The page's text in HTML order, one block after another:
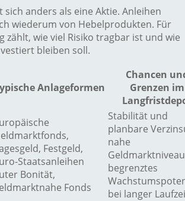
sich anders als eine Aktie. Anleihen
wiederum von Hebelprodukten. Für
zählt, wie viel Risiko tragbar ist und wie
bleiben soll.
Anlageformen
Chancen
Grenzen im
Festgeld,
Staatsanleihen
Bonität,
Fonds
Stabilität und
planbare
nahe
begrenztes
bei langer